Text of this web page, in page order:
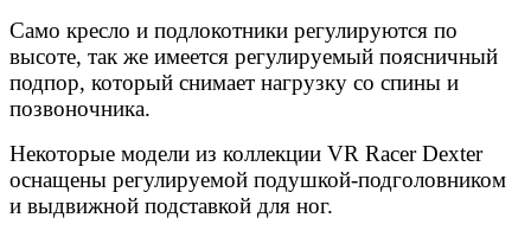
Само кресло и подлокотники регулируются по
высоте, так же имеется регулируемый поясничный
подпор, который снимает нагрузку со спины и
позвоночника.
Некоторые модели из коллекции VR Racer Dexter
оснащены регулируемой подушкой-подголовником
и выдвижной подставкой для ног.